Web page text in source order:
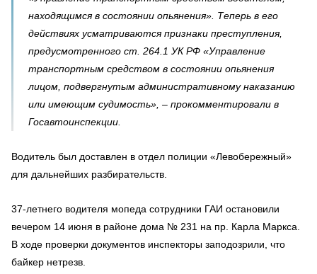
находящимся в состоянии опьянения». Теперь в его
действиях усматриваются признаки преступления,
предусмотренного ст. 264.1 УК РФ «Управление
транспортным средством в состоянии опьянения
лицом, подвергнутым административному наказанию
или имеющим судимость», – прокомментировали в
Госавтоинспекции.
Водитель был доставлен в отдел полиции «Левобережный»
для дальнейших разбирательств.
37-летнего водителя мопеда сотрудники ГАИ остановили
вечером 14 июня в районе дома № 231 на пр. Карла Маркса.
В ходе проверки документов инспекторы заподозрили, что
байкер нетрезв.